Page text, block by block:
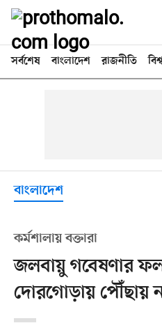
সর্বশেষ বাংলাদেশ রাজনীতি
বাংলাদেশ
কর্মশালায় বক্তারা
জলবায়ু গবেষণার
দোরগোড়ায় পৌঁছায়